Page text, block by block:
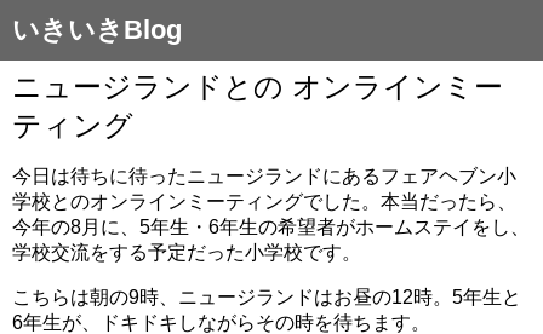
いきいきBlog
ニュージランドとの オンラインミー
ティング
今日は待ちに待ったニュージランドにあるフェアヘブン小
学校とのオンラインミーティングでした。本当だったら、
今年の8月に、5年生・6年生の希望者がホームステイをし、
学校交流をする予定だった小学校です。
こちらは朝の9時、ニュージランドはお昼の12時。5年生と
6年生が、ドキドキしながらその時を待ちます。